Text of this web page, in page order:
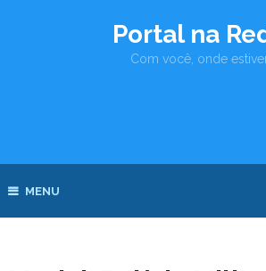
Portal na
Com você, onde
MENU